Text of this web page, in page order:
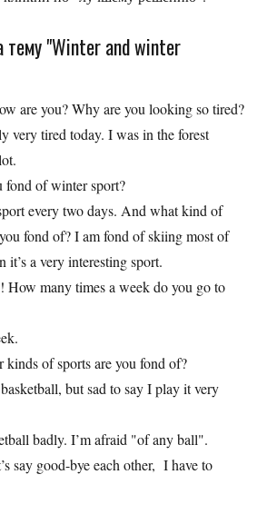
тему "Winter and winter
are you? Why are you looking so tired?
very tired today. I was in the forest
fond of winter sport?
every two days. And what kind of
fond of? I am fond of skiing most of
a very interesting sport.
How many times a week do you go to
of sports are you fond of?
but sad to say I play it very
badly. I’m afraid "of any ball".
say good-bye each other, I have to